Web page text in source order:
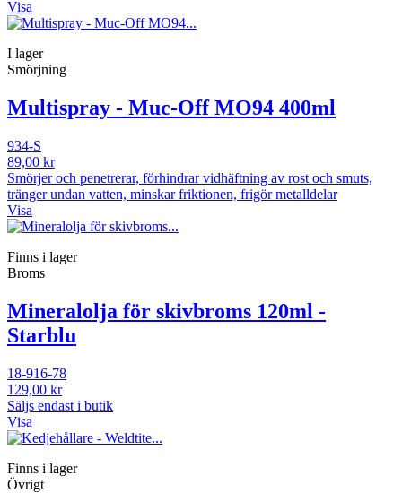
Visa
I lager
Smörjning
Multispray - Muc-Off MO94 400ml
934-S
89,00 kr
Smörjer och penetrerar, förhindrar vidhäftning av rost och smuts,
tränger undan vatten, minskar friktionen, frigör metalldelar
Visa
Finns i lager
Broms
Mineralolja för skivbroms 120ml -
Starblu
18-916-78
129,00 kr
Säljs endast i butik
Visa
Finns i lager
Övrigt